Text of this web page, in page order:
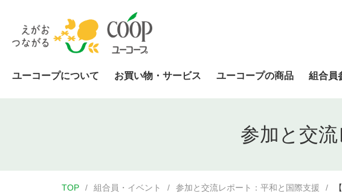
ユーコープについて お買い物・サービス ユーコープの商品 組合員
参加と交
TOP 組合員・イベント 参加と交流レポート：平和と国際支援